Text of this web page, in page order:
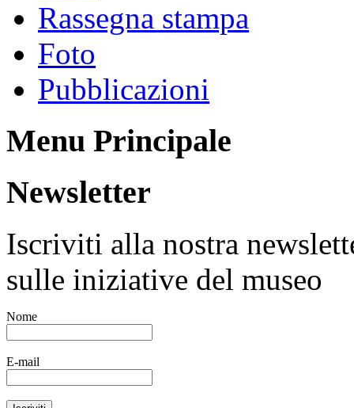
Rassegna stampa
Foto
Pubblicazioni
Menu Principale
Newsletter
Iscriviti alla nostra
sulle iniziative del museo
Nome
E-mail